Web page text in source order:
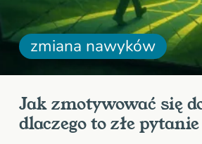
zmiana nawyków
Jak zmotywować się
dlaczego to złe pytanie